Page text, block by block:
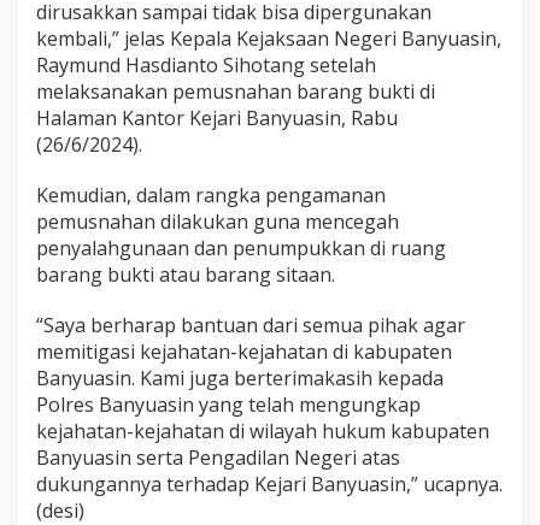
dirusakkan sampai tidak bisa dipergunakan
kembali,” jelas Kepala Kejaksaan Negeri Banyuasin,
Raymund Hasdianto Sihotang setelah
melaksanakan pemusnahan barang bukti di
Halaman Kantor Kejari Banyuasin, Rabu
(26/6/2024).
Kemudian, dalam rangka pengamanan
pemusnahan dilakukan guna mencegah
penyalahgunaan dan penumpukkan di ruang
barang bukti atau barang sitaan.
“Saya berharap bantuan dari semua pihak agar
memitigasi kejahatan-kejahatan di kabupaten
Banyuasin. Kami juga berterimakasih kepada
Polres Banyuasin yang telah mengungkap
kejahatan-kejahatan di wilayah hukum kabupaten
Banyuasin serta Pengadilan Negeri atas
dukungannya terhadap Kejari Banyuasin,” ucapnya.
(desi)